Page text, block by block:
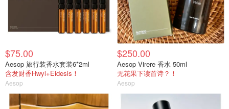
$75.00
Aesop 旅行装香水套装6*2ml
含发财香Hwyl+Eidesis！
Aesop
$250.00
Aesop Virere 香水 50ml
无花果下读首诗？！
Aesop